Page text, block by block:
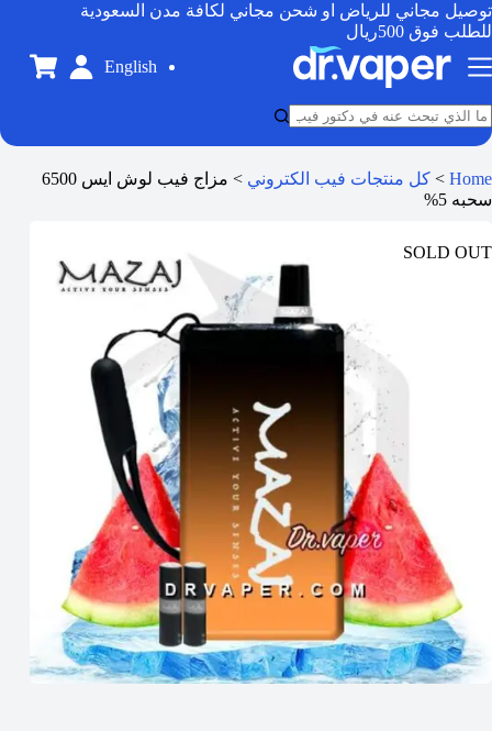
توصيل مجاني للرياض او شحن مجاني لكافة مدن السعودية
للطلب فوق 500ريال
English
Home
> كل منتجات فيب الكتروني >
مزاج فيب لوش ايس 6500
سحبه 5%
SOLD OUT